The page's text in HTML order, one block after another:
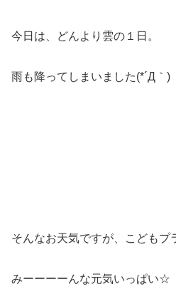
今日は、どんより雲の１日。
雨も降ってしまいました(*´Д｀)
そんなお天気ですが、こどもプ
みーーーーんな元気いっぱい☆